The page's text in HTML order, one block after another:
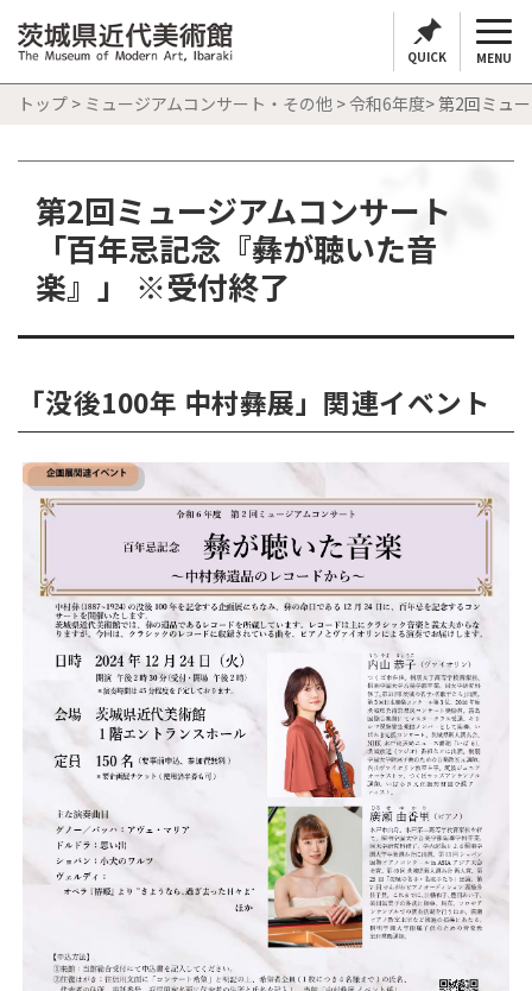
QUICK MENU
トップ > ミュージアムコンサート・その他 >令和6年度> 第2回ミュ
第2回ミュージアムコンサート
「百年忌記念『彝が聴いた音
楽』」 ※受付終了
「没後100年 中村彝展」関連イベント